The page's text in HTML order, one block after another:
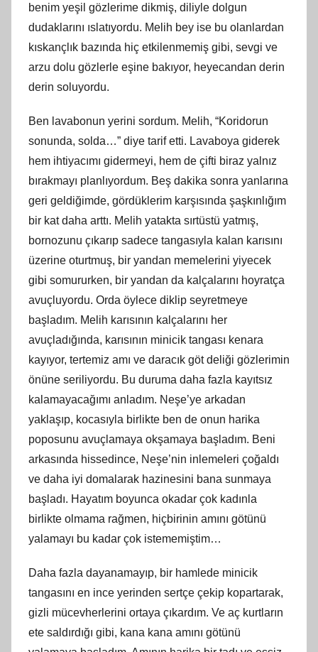
benim yeşil gözlerime dikmiş, diliyle dolgun
dudaklarını ıslatıyordu. Melih bey ise bu olanlardan
kıskançlık bazında hiç etkilenmemiş gibi, sevgi ve
arzu dolu gözlerle eşine bakıyor, heyecandan derin
derin soluyordu.
Ben lavabonun yerini sordum. Melih, “Koridorun
sonunda, solda…” diye tarif etti. Lavaboya giderek
hem ihtiyacımı gidermeyi, hem de çifti biraz yalnız
bırakmayı planlıyordum. Beş dakika sonra yanlarına
geri geldiğimde, gördüklerim karşısında şaşkınlığım
bir kat daha arttı. Melih yatakta sırtüstü yatmış,
bornozunu çıkarıp sadece tangasıyla kalan karısını
üzerine oturtmuş, bir yandan memelerini yiyecek
gibi somururken, bir yandan da kalçalarını hoyratça
avuçluyordu. Orda öylece diklip seyretmeye
başladım. Melih karısının kalçalarını her
avuçladığında, karısının minicik tangası kenara
kayıyor, tertemiz amı ve daracık göt deliği gözlerimin
önüne seriliyordu. Bu duruma daha fazla kayıtsız
kalamayacağımı anladım. Neşe’ye arkadan
yaklaşıp, kocasıyla birlikte ben de onun harika
poposunu avuçlamaya okşamaya başladım. Beni
arkasında hissedince, Neşe’nin inlemeleri çoğaldı
ve daha iyi domalarak hazinesini bana sunmaya
başladı. Hayatım boyunca okadar çok kadınla
birlikte olmama rağmen, hiçbirinin amını götünü
yalamayı bu kadar çok istememiştim…
Daha fazla dayanamayıp, bir hamlede minicik
tangasını en ince yerinden sertçe çekip kopartarak,
gizli mücevherlerini ortaya çıkardım. Ve aç kurtların
ete saldırdığı gibi, kana kana amını götünü